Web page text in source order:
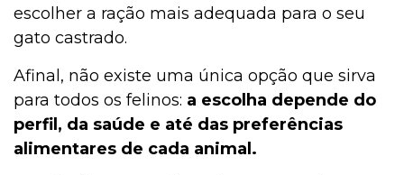
escolher a ração mais adequada para o seu
gato castrado.
Afinal, não existe uma única opção que sirva
para todos os felinos: a escolha depende do
perfil, da saúde e até das preferências
alimentares de cada animal.